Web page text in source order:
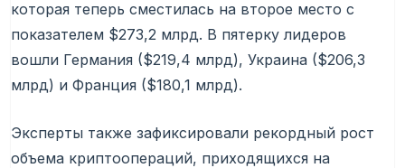
которая теперь сместилась на второе место с
показателем $273,2 млрд. В пятерку лидеров
вошли Германия ($219,4 млрд), Украина ($206,3
млрд) и Франция ($180,1 млрд).
Эксперты также зафиксировали рекордный рост
объема криптоопераций, приходящихся на